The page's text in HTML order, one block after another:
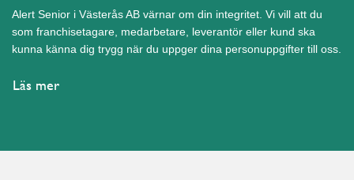
Alert Senior i Västerås AB värnar om din integritet. Vi vill att du
som franchisetagare, medarbetare, leverantör eller kund ska
kunna känna dig trygg när du uppger dina personuppgifter till oss.
Läs mer